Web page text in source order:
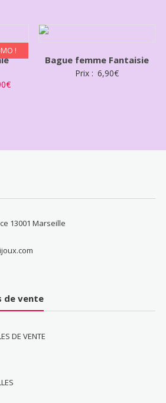
!
€
Bague femme Fantaisie
Prix : 6,90€
13001 Marseille
de vente
DE VENTE